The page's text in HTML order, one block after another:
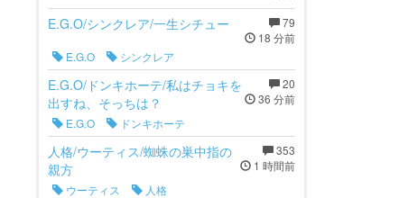
79
18 分前
E.G.O/シンクレア/一生シチュー
E.G.O
シンクレア
20
36 分前
E.G.O/ドンキホーテ/私はチョキを
出すね、そっちは？
E.G.O
ドンキホーテ
353
1 時間前
人格/ウーティス/蜘蛛の巣中指の
親方
ウーティス
人格